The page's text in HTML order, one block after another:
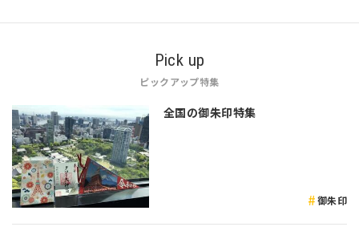
Pick up
ピックアップ特集
全国の御朱印特集
御朱印